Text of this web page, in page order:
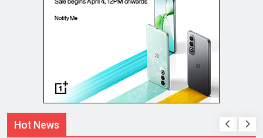
Hot News